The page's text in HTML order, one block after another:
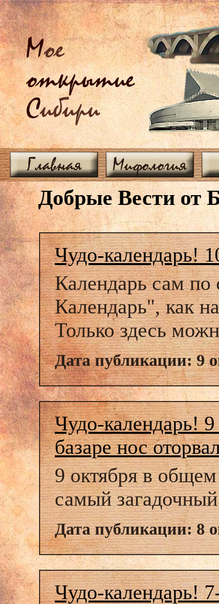
Мое
открытие
Сибири
Главная Мифология
Добрые Вести от
Чудо-календарь!
Календарь сам по
Календарь", как
Только здесь
Дата публикации: 9
Чудо-календарь!
базаре нос
9 октября в
самый
Дата публикации: 8
Чудо-календарь!